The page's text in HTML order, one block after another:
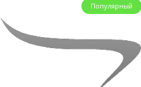
Популярный